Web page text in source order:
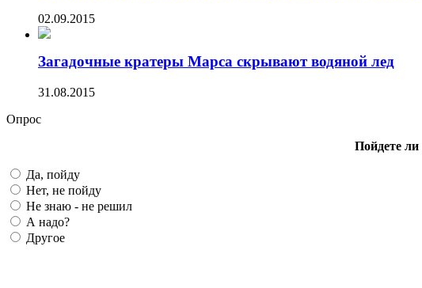
02.09.2015
Загадочные кратеры Марса скрывают водяной лед
31.08.2015
Опрос
Пойдете
Да, пойду
Нет, не пойду
Не знаю - не решил
А надо?
Другое